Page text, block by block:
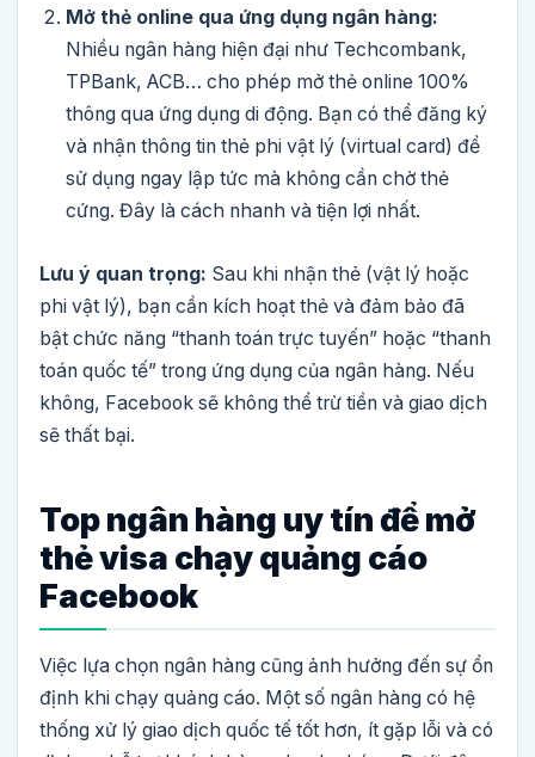
Mở thẻ online qua ứng dụng ngân hàng:
Nhiều ngân hàng hiện đại như Techcombank,
TPBank, ACB… cho phép mở thẻ online 100%
thông qua ứng dụng di động. Bạn có thể đăng ký
và nhận thông tin thẻ phi vật lý (virtual card) để
sử dụng ngay lập tức mà không cần chờ thẻ
cứng. Đây là cách nhanh và tiện lợi nhất.
Lưu ý quan trọng: Sau khi nhận thẻ (vật lý hoặc
phi vật lý), bạn cần kích hoạt thẻ và đảm bảo đã
bật chức năng “thanh toán trực tuyến” hoặc “thanh
toán quốc tế” trong ứng dụng của ngân hàng. Nếu
không, Facebook sẽ không thể trừ tiền và giao dịch
sẽ thất bại.
Top ngân hàng uy tín để mở
thẻ visa chạy quảng cáo
Facebook
Việc lựa chọn ngân hàng cũng ảnh hưởng đến sự ổn
định khi chạy quảng cáo. Một số ngân hàng có hệ
thống xử lý giao dịch quốc tế tốt hơn, ít gặp lỗi và có